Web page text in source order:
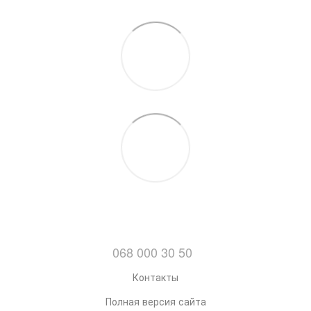
068 000 30 50
Контакты
Полная версия сайта